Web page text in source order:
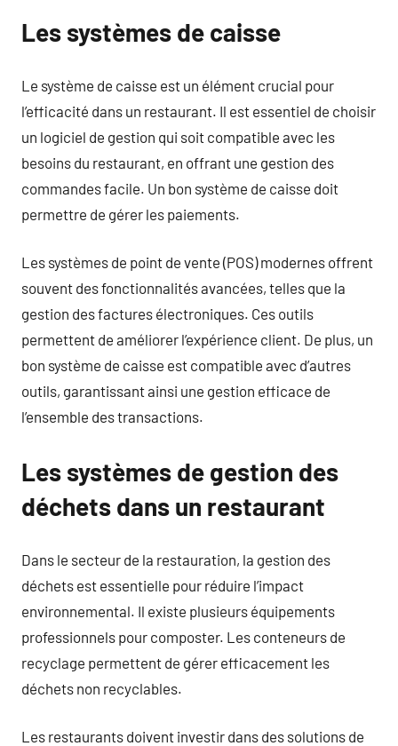
Les systèmes de caisse
Le système de caisse est un élément crucial pour
l’efficacité dans un restaurant. Il est essentiel de choisir
un logiciel de gestion qui soit compatible avec les
besoins du restaurant, en offrant une gestion des
commandes facile. Un bon système de caisse doit
permettre de gérer les paiements.
Les systèmes de point de vente (POS) modernes offrent
souvent des fonctionnalités avancées, telles que la
gestion des factures électroniques. Ces outils
permettent de améliorer l’expérience client. De plus, un
bon système de caisse est compatible avec d’autres
outils, garantissant ainsi une gestion efficace de
l’ensemble des transactions.
Les systèmes de gestion des
déchets dans un restaurant
Dans le secteur de la restauration, la gestion des
déchets est essentielle pour réduire l’impact
environnemental. Il existe plusieurs équipements
professionnels pour composter. Les conteneurs de
recyclage permettent de gérer efficacement les
déchets non recyclables.
Les restaurants doivent investir dans des solutions de